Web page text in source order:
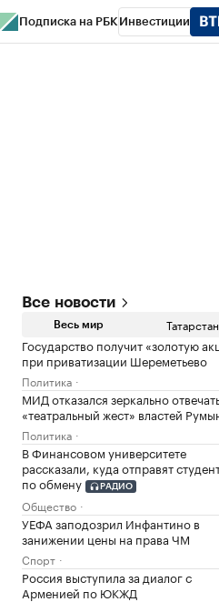
Подписка на РБК Инвестиции
Все новости
Весь мир Татарстан
Государство получит «золотую
при приватизации Шереметьево
Политика
МИД отказался зеркально
«театральный жест» властей
Политика
В Финансовом университете
рассказали, куда отправят
по обмену
РАДИО
Общество
УЕФА заподозрил Инфантино в
занижении цены на права ЧМ
Спорт
Россия выступила за диалог с
Арменией по ЮКЖД